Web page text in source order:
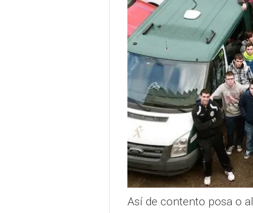
Así de contento posa o